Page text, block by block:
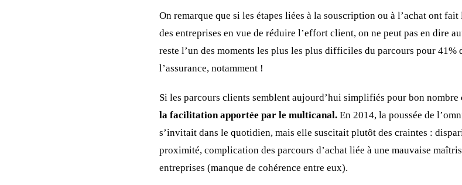
On remarque que si les étapes liées à la souscription ou à l’achat ont
des entreprises en vue de réduire l’effort client, on ne peut pas en dire
reste l’un des moments les plus les plus difficiles du parcours pour 41%
l’assurance, notamment !
Si les parcours clients semblent aujourd’hui simplifiés pour bon
la facilitation apportée par le multicanal. En 2014, la poussée de
s’invitait dans le quotidien, mais elle suscitait plutôt des craintes :
proximité, complication des parcours d’achat liée à une mauvaise
entreprises (manque de cohérence entre eux).